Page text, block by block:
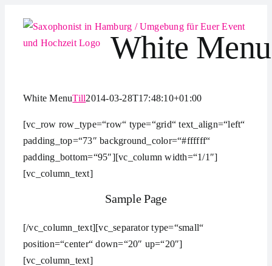
Inhalt
springen
White Menu
White MenuTill2014-03-28T17:48:10+01:00
[vc_row row_type=“row“ type=“grid“ text_align=“left“
padding_top=“73″ background_color=“#ffffff“
padding_bottom=“95″][vc_column width=“1/1″]
[vc_column_text]
Sample Page
[/vc_column_text][vc_separator type=“small“
position=“center“ down=“20″ up=“20″]
[vc_column_text]